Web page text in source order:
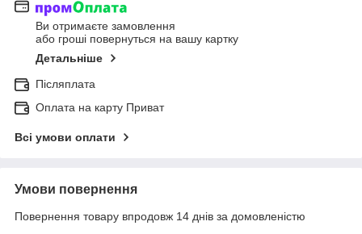
Ви отримаєте замовлення
або гроші повернуться на вашу картку
Детальніше
Післяплата
Оплата на карту Приват
Всі умови оплати
Умови повернення
Повернення товару впродовж 14 днів за домовленістю